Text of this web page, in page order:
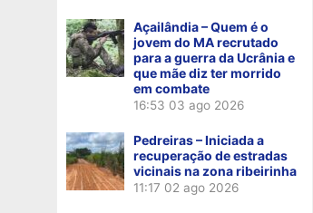
Açailândia – Quem é o
jovem do MA recrutado
para a guerra da Ucrânia e
que mãe diz ter morrido
em combate
16:53 03 ago 2026
Pedreiras – Iniciada a
recuperação de estradas
vicinais na zona ribeirinha
11:17 02 ago 2026